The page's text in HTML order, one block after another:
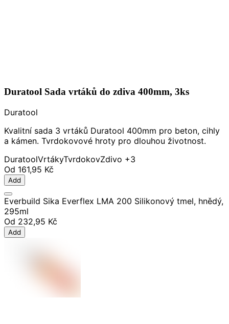
Duratool Sada vrtáků do zdiva 400mm, 3ks
Duratool
Kvalitní sada 3 vrtáků Duratool 400mm pro beton, cihly
a kámen. Tvrdokovové hroty pro dlouhou životnost.
DuratoolVrtákyTvrdokovZdivo +3
Od 161,95 Kč
Add
Everbuild Sika Everflex LMA 200 Silikonový tmel, hnědý,
295ml
Od 232,95 Kč
Add